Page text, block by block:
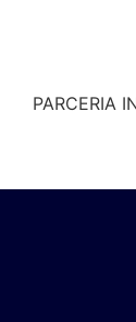
PARCERIA